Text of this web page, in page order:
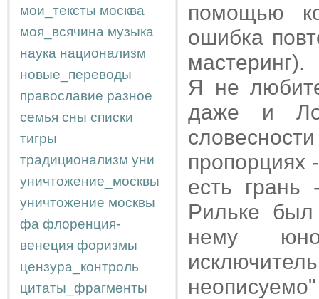
мои_тексты москва
моя_всячина музыка
наука национализм
новые_переводы
православие разное
семья сны списки
тигры
традиционализм уни
уничтожение_москвы
уничтожение москвы
фа флоренция-
венеция форизмы
цензура_контроль
цитаты_фрагменты
помощью
ошибка
мастеринг).
Я не
даже и
пропорциях
есть
Рильке
нему